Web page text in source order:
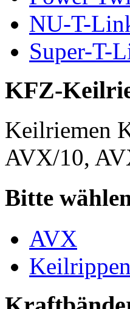
NU-T-
Super-T-
KFZ-
Keilriemen
AVX/10,
Bitte
AVX